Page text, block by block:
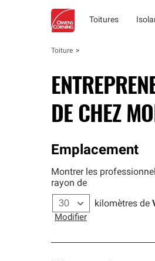
Toitures
Toiture
DE CHEZ
Emplacement
Montrer les
rayon de
kilomètres de
Modifier